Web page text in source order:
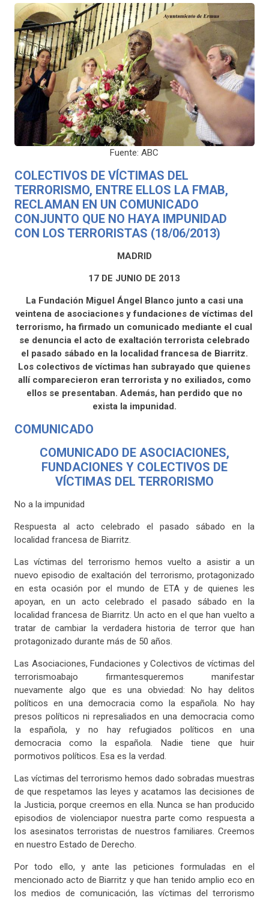
Fuente: ABC
COLECTIVOS DE VÍCTIMAS DEL
TERRORISMO, ENTRE ELLOS LA FMAB,
RECLAMAN EN UN COMUNICADO
CONJUNTO QUE NO HAYA IMPUNIDAD
CON LOS TERRORISTAS (18/06/2013)
MADRID
17 DE JUNIO DE 2013
La Fundación Miguel Ángel Blanco junto a casi una
veintena de asociaciones y fundaciones de víctimas del
terrorismo, ha firmado un comunicado mediante el cual
se denuncia el acto de exaltación terrorista celebrado
el pasado sábado en la localidad francesa de Biarritz.
Los colectivos de víctimas han subrayado que quienes
allí comparecieron eran terrorista y no exiliados, como
ellos se presentaban. Además, han perdido que no
exista la impunidad.
COMUNICADO
COMUNICADO DE ASOCIACIONES,
FUNDACIONES Y COLECTIVOS DE
VÍCTIMAS DEL TERRORISMO
No a la impunidad
Respuesta al acto celebrado el pasado sábado en la
localidad francesa de Biarritz.
Las víctimas del terrorismo hemos vuelto a asistir a un
nuevo episodio de exaltación del terrorismo, protagonizado
en esta ocasión por el mundo de ETA y de quienes les
apoyan, en un acto celebrado el pasado sábado en la
localidad francesa de Biarritz. Un acto en el que han vuelto a
tratar de cambiar la verdadera historia de terror que han
protagonizado durante más de 50 años.
Las Asociaciones, Fundaciones y Colectivos de víctimas del
terrorismoabajo firmantesqueremos manifestar
nuevamente algo que es una obviedad: No hay delitos
políticos en una democracia como la española. No hay
presos políticos ni represaliados en una democracia como
la española, y no hay refugiados políticos en una
democracia como la española. Nadie tiene que huir
pormotivos políticos. Esa es la verdad.
Las víctimas del terrorismo hemos dado sobradas muestras
de que respetamos las leyes y acatamos las decisiones de
la Justicia, porque creemos en ella. Nunca se han producido
episodios de violenciapor nuestra parte como respuesta a
los asesinatos terroristas de nuestros familiares. Creemos
en nuestro Estado de Derecho.
Por todo ello, y ante las peticiones formuladas en el
mencionado acto de Biarritz y que han tenido amplio eco en
los medios de comunicación, las víctimas del terrorismo